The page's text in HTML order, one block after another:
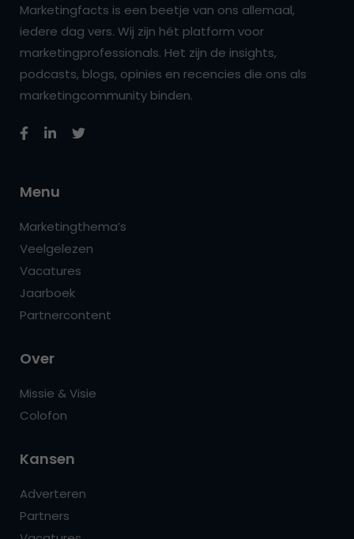
Marketingfacts is een beetje van ons allemaal,
iedere dag vers. Wij zijn hét platform voor
marketingprofessionals. Het zijn de insights,
podcasts, blogs, opinies en recencies die ons als
marketingcommunity binden.
Menu
Marketingthema’s
Veelgelezen
Vacatures
Jaarboek
Partnercontent
Over
Missie & Visie
Colofon
Kansen
Adverteren
Partners